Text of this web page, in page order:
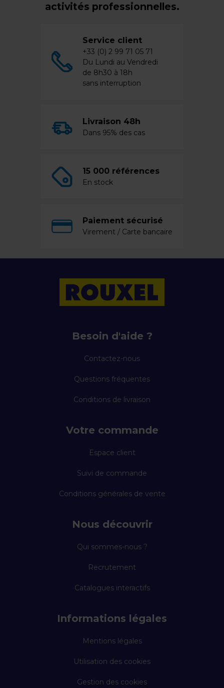
activités professionnelles.
Service client
+33 (0) 2 99 71 05 71
Du Lundi au Vendredi
de 8h30 à 18h
sans interruption
Livraison 48h
Dans 95% des cas
15 000 références
En stock
Paiement sécurisé
Virement / Carte bancaire
Besoin d'aide ?
Contactez-nous
Questions fréquentes
Conditions de livraison
Votre commande
Espace client
Suivi de commande
Conditions générales de vente
Nous découvrir
Qui sommes-nous ?
Recrutement
Catalogues interactifs
Informations légales
Mentions légales
Utilisation des cookies
Gestion des cookies